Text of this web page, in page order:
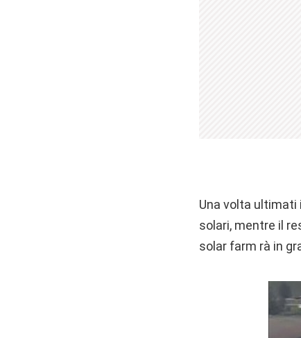
Una volta ultimati
solari, mentre il
solar farm rà in